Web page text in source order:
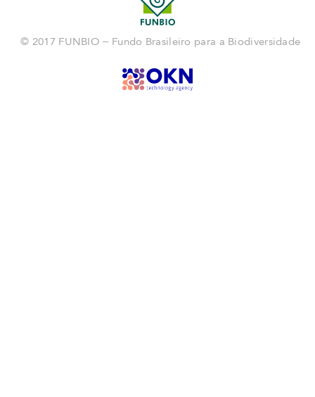
© 2017 FUNBIO – Fundo Brasileiro para a Biodiversidade